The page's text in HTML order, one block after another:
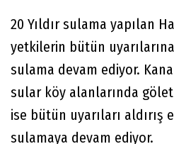
20 Yıldır sulama yapılan
yetkilerin bütün
sulama devam ediyor.
sular köy alanlarında
ise bütün uyarıları aldırış
sulamaya devam ediyor.